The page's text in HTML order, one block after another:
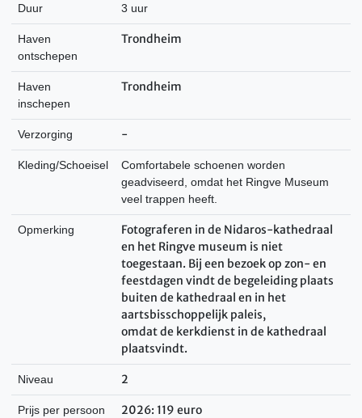
Duur 3 uur
Haven
ontschepen
Trondheim
Haven
inschepen
Trondheim
Verzorging -
Kleding/Schoeisel
Comfortabele schoenen worden
geadviseerd, omdat het Ringve Museum
veel trappen heeft.
Opmerking
Fotograferen in de Nidaros-kathedraal
en het Ringve museum is niet
toegestaan. Bij een bezoek op zon- en
feestdagen vindt de begeleiding plaats
buiten de kathedraal en in het
aartsbisschoppelijk paleis,
omdatde kerkdienst in de kathedraal
plaatsvindt.
Niveau 2
Prijs per persoon 2026: 119 euro